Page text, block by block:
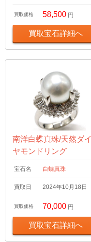
買取価格 58,500 円
買取宝石詳細へ
南洋白蝶真珠/天然ダイ
ヤモンドリング
宝石名 白蝶真珠
買取日 2024年10月18日
買取価格 70,000 円
買取宝石詳細へ